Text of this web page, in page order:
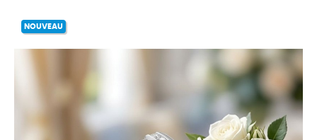
NOUVEAU